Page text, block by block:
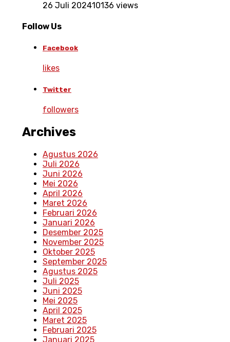
26 Juli 202410136 views
Follow Us
Facebook
likes
Twitter
followers
Archives
Agustus 2026
Juli 2026
Juni 2026
Mei 2026
April 2026
Maret 2026
Februari 2026
Januari 2026
Desember 2025
November 2025
Oktober 2025
September 2025
Agustus 2025
Juli 2025
Juni 2025
Mei 2025
April 2025
Maret 2025
Februari 2025
Januari 2025